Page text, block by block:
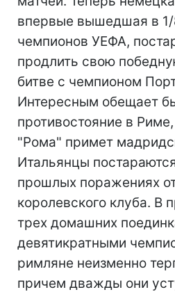
впервые вышедшая в
чемпионов УЕФА,
продлить свою
битве с чемпионом
Интересным обещает
противостояние в
"Рома" примет
Итальянцы
прошлых поражениях
королевского клуба. В
трех домашних
девятикратными
римляне неизменно
причем дважды они